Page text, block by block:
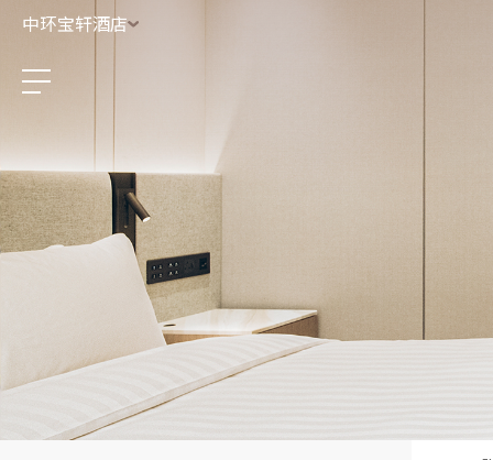
中环宝轩酒店